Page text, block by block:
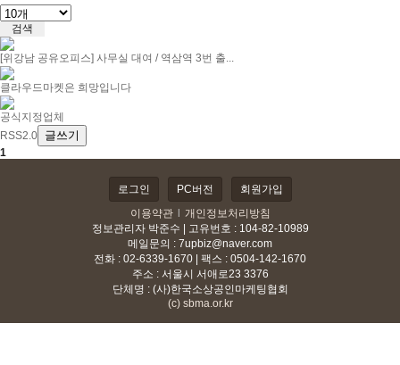
[위강남 공유오피스] 사무실 대여 / 역삼역 3번 출...
클라우드마켓은 희망입니다
공식지정업체
RSS2.0
글쓰기
1
로그인 PC버전
회원가입
이용약관 l 개인정보처리방침
정보관리자 박준수 | 고유번호 : 104-82-10989
메일문의 : 7upbiz@naver.com
전화 : 02-6339-1670 | 팩스 : 0504-142-1670
주소 : 서울시 서애로23 3376
단체명 : (사)한국소상공인마케팅협회
(c) sbma.or.kr